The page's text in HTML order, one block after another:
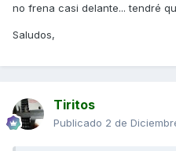
no frena casi delante... tendré
Saludos,
Tiritos
Publicado 2 de